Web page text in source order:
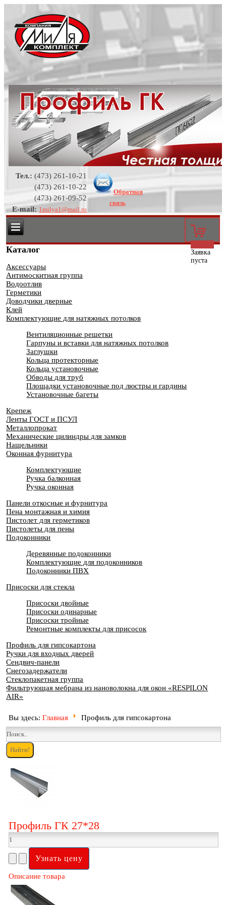
Тел.: (473) 261-10-21
(473) 261-10-22
(473) 261-09-52
E-mail: 1milya1@mail.ru
Обратная
связь
0
Заявка
пуста
Каталог
Аксессуары
Антимоскитная группа
Водоотлив
Герметики
Доводчики дверные
Клей
Комплектующие для натяжных потолков
Вентиляционные решетки
Гарпуны и вставки для натяжных потолков
Заглушки
Кольца протекторные
Кольца установочные
Обводы для труб
Площадки установочные под люстры и гардины
Установочные багеты
Крепеж
Ленты ГОСТ и ПСУЛ
Металлопрокат
Механические цилиндры для замков
Нащельники
Оконная фурнитура
Комплектующие
Ручка балконная
Ручка оконная
Панели откосные и фурнитура
Пена монтажная и химия
Пистолет для герметиков
Пистолеты для пены
Подоконники
Деревянные подоконники
Комплектующие для подоконников
Подоконники ПВХ
Присоски для стекла
Присоски двойные
Присоски одинарные
Присоски тройные
Ремонтные комплекты для присосок
Профиль для гипсокартона
Ручки для входных дверей
Сендвич-панели
Снегозадержатели
Стеклопакетная группа
Фильтрующая мебрана из нановолокна для окон «RESPILON
AIR»
Вы здесь:Главная Профиль для гипсокартона
Профиль ГК 27*28
Описание товара